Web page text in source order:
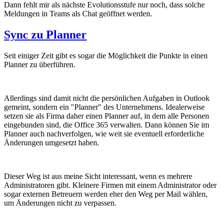
Dann fehlt mir als nächste Evolutionsstufe nur noch, dass solche
Meldungen in Teams als Chat geöffnet werden.
Sync zu Planner
Seit einiger Zeit gibt es sogar die Möglichkeit die Punkte in einen
Planner zu überführen.
Allerdings sind damit nicht die persönlichen Aufgaben in Outlook
gemeint, sondern ein "Planner" des Unternehmens. Idealerweise
setzen sie als Firma daher einen Planner auf, in dem alle Personen
eingebunden sind, die Office 365 verwalten. Dann können Sie im
Planner auch nachverfolgen, wie weit sie eventuell erforderliche
Änderungen umgesetzt haben.
Dieser Weg ist aus meine Sicht interessant, wenn es mehrere
Administratoren gibt. Kleinere Firmen mit einem Administrator oder
sogar externen Betreuern werden eher den Weg per Mail wählen,
um Änderungen nicht zu verpassen.